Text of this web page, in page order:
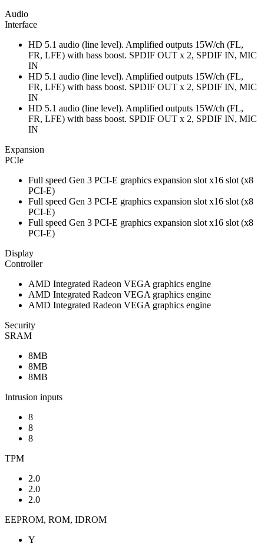
Audio
Interface
HD 5.1 audio (line level). Amplified outputs 15W/ch (FL,
FR, LFE) with bass boost. SPDIF OUT x 2, SPDIF IN, MIC
IN
HD 5.1 audio (line level). Amplified outputs 15W/ch (FL,
FR, LFE) with bass boost. SPDIF OUT x 2, SPDIF IN, MIC
IN
HD 5.1 audio (line level). Amplified outputs 15W/ch (FL,
FR, LFE) with bass boost. SPDIF OUT x 2, SPDIF IN, MIC
IN
Expansion
PCIe
Full speed Gen 3 PCI-E graphics expansion slot x16 slot (x8
PCI-E)
Full speed Gen 3 PCI-E graphics expansion slot x16 slot (x8
PCI-E)
Full speed Gen 3 PCI-E graphics expansion slot x16 slot (x8
PCI-E)
Display
Controller
AMD Integrated Radeon VEGA graphics engine
AMD Integrated Radeon VEGA graphics engine
AMD Integrated Radeon VEGA graphics engine
Security
SRAM
8MB
8MB
8MB
Intrusion inputs
8
8
8
TPM
2.0
2.0
2.0
EEPROM, ROM, IDROM
Y